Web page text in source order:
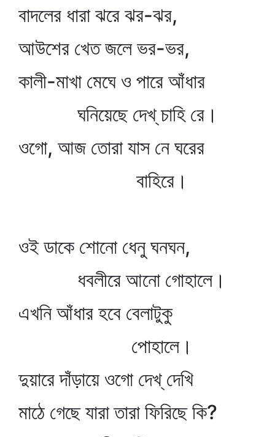
বাদলের ধারা ঝরে ঝর-ঝর,
আউশের খেত জলে ভর-ভর,
কালী-মাখা মেঘে ও পারে আঁধার
ঘনিয়েছে দেখ্‌ চাহি রে।
ওগো, আজ তোরা যাস নে ঘরের
বাহিরে।
ওই ডাকে শোনো ধেনু ঘনঘন,
ধবলীরে আনো গোহালে।
এখনি আঁধার হবে বেলাটুকু
পোহালে।
দুয়ারে দাঁড়ায়ে ওগো দেখ্‌ দেখি
মাঠে গেছে যারা তারা ফিরিছে কি?